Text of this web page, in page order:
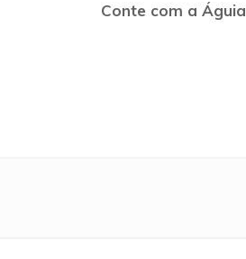
Conte com a